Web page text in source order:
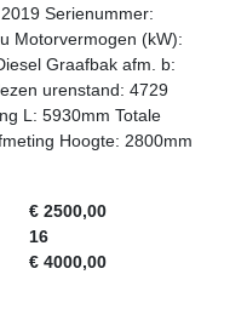
Serienummer:
Motorvermogen (kW):
Graafbak afm. b:
urenstand: 4729
L: 5930mm Totale
Hoogte: 2800mm
€ 2500,00
16
€ 4000,00